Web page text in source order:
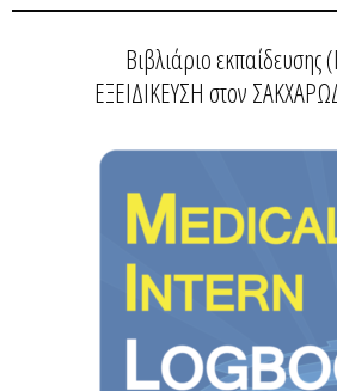
Βιβλιάριο
ΕΞΕΙΔΙΚΕΥΣΗ στον